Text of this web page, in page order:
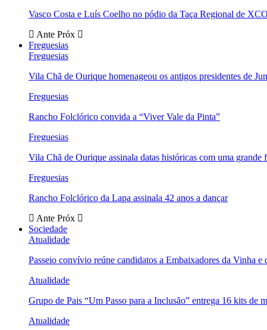
Vasco Costa e Luís Coelho no pódio da Taça Regional de XCO
Ante Próx
Freguesias
Freguesias
Vila Chã de Ourique homenageou os antigos presidentes de
Freguesias
Rancho Folclórico convida a “Viver Vale da Pinta”
Freguesias
Vila Chã de Ourique assinala datas históricas com uma grande
Freguesias
Rancho Folclórico da Lapa assinala 42 anos a dançar
Ante Próx
Sociedade
Atualidade
Passeio convívio reúne candidatos a Embaixadores da Vinha
Atualidade
Grupo de Pais “Um Passo para a Inclusão” entrega 16 kits de
Atualidade